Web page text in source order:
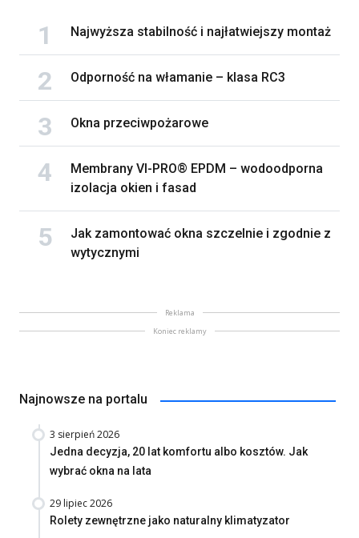
Najwyższa stabilność i najłatwiejszy montaż
Odporność na włamanie – klasa RC3
Okna przeciwpożarowe
Membrany VI-PRO® EPDM – wodoodporna
izolacja okien i fasad
Jak zamontować okna szczelnie i zgodnie z
wytycznymi
Reklama
Koniec reklamy
Najnowsze na portalu
3 sierpień 2026
Jedna decyzja, 20 lat komfortu albo kosztów. Jak
wybrać okna na lata
29 lipiec 2026
Rolety zewnętrzne jako naturalny klimatyzator